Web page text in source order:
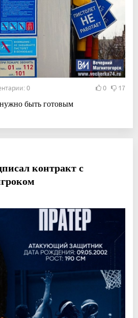
0 0 17
быть готовым
контракт с